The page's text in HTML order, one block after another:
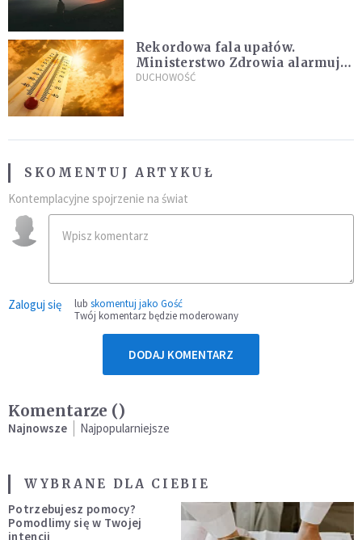
Rekordowa fala upałów.
Ministerstwo Zdrowia alarmuje
po doświadczeniach z czerwca
DUCHOWOŚĆ
SKOMENTUJ ARTYKUŁ
Kontemplacyjne spojrzenie na świat
Zaloguj się lub skomentuj jako Gość
Twój komentarz będzie moderowany
DODAJ KOMENTARZ
Komentarze ()
Najnowsze Najpopularniejsze
WYBRANE DLA CIEBIE
Potrzebujesz pomocy?
Pomodlimy się w Twojej
intencji